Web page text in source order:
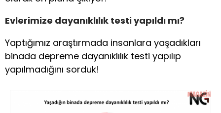
Evlerimize dayanıklılık testi yapıldı mı?
Yaptığımız araştırmada insanlara yaşadıkları
binada depreme dayanıklılık testi yapılıp
yapılmadığını sorduk!